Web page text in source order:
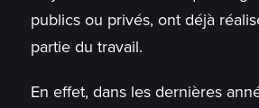
publics ou privés, ont déjà
partie du travail.
En effet, dans les dernières